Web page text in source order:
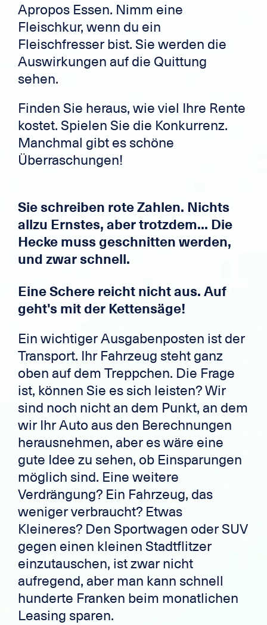
Apropos Essen. Nimm eine
Fleischkur, wenn du ein
Fleischfresser bist. Sie werden die
Auswirkungen auf die Quittung
sehen.
Finden Sie heraus, wie viel Ihre Rente
kostet. Spielen Sie die Konkurrenz.
Manchmal gibt es schöne
Überraschungen!
Sie schreiben rote Zahlen. Nichts
allzu Ernstes, aber trotzdem... Die
Hecke muss geschnitten werden,
und zwar schnell.
Eine Schere reicht nicht aus. Auf
geht's mit der Kettensäge!
Ein wichtiger Ausgabenposten ist der
Transport. Ihr Fahrzeug steht ganz
oben auf dem Treppchen. Die Frage
ist, können Sie es sich leisten? Wir
sind noch nicht an dem Punkt, an dem
wir Ihr Auto aus den Berechnungen
herausnehmen, aber es wäre eine
gute Idee zu sehen, ob Einsparungen
möglich sind. Eine weitere
Verdrängung? Ein Fahrzeug, das
weniger verbraucht? Etwas
Kleineres? Den Sportwagen oder SUV
gegen einen kleinen Stadtflitzer
einzutauschen, ist zwar nicht
aufregend, aber man kann schnell
hunderte Franken beim monatlichen
Leasing sparen.